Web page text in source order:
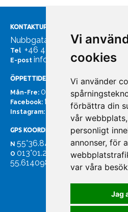
Vi
cookies
Vi använder
förbättra din
vår
personligt
annonser, för
var våra
Jag
KONTAKTUPPGIFTER
Nubbgatan 7, 211 24 Malmö
Tel +46 40185561
E-post info@bachmans.se
ÖPPETTIDER
Mån-Fre: 07:00 - 16:00
Facebook: facebook.com/
Instagram: instagram.com/
GPS KOORDINATER
N 55°36.847
O 013°01.255'
55.614098. 13.020931'